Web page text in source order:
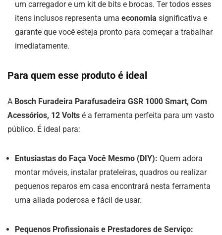
um carregador e um kit de bits e brocas. Ter todos esses
itens inclusos representa uma economia significativa e
garante que você esteja pronto para começar a trabalhar
imediatamente.
Para quem esse produto é ideal
A Bosch Furadeira Parafusadeira GSR 1000 Smart, Com
Acessórios, 12 Volts é a ferramenta perfeita para um vasto
público. É ideal para:
Entusiastas do Faça Você Mesmo (DIY): Quem adora
montar móveis, instalar prateleiras, quadros ou realizar
pequenos reparos em casa encontrará nesta ferramenta
uma aliada poderosa e fácil de usar.
Pequenos Profissionais e Prestadores de Serviço: